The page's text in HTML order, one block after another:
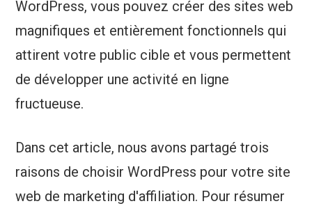
WordPress, vous pouvez créer des sites web
magnifiques et entièrement fonctionnels qui
attirent votre public cible et vous permettent
de développer une activité en ligne
fructueuse.
Dans cet article, nous avons partagé trois
raisons de choisir WordPress pour votre site
web de marketing d'affiliation. Pour résumer